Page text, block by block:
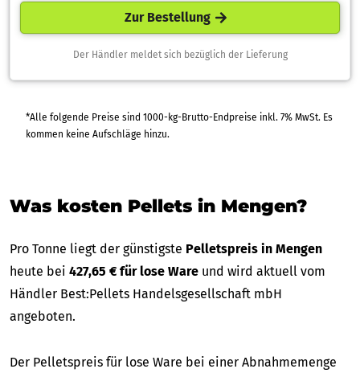
Zur Bestellung
Der Händler meldet sich bezüglich der Lieferung
*Alle folgende Preise sind 1000-kg-Brutto-Endpreise inkl. 7% MwSt. Es
kommen keine Aufschläge hinzu.
Was kosten Pellets in Mengen?
Pro Tonne liegt der günstigste Pelletspreis in Mengen
heute bei 427,65 € für lose Ware und wird aktuell vom
Händler Best:Pellets Handelsgesellschaft mbH
angeboten.
Der Pelletspreis für lose Ware bei einer Abnahmemenge